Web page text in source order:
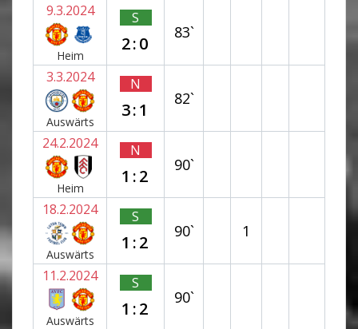
9.3.2024
Heim
S
2:0
83`
3.3.2024
Auswärts
N
3:1
82`
24.2.2024
Heim
N
1:2
90`
18.2.2024
Auswärts
S
1:2
90` 1
11.2.2024
Auswärts
S
1:2
90`